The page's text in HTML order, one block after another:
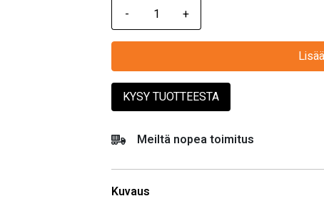
KYSY TUOTTEESTA
Meiltä nopea toimitus
Kuvaus